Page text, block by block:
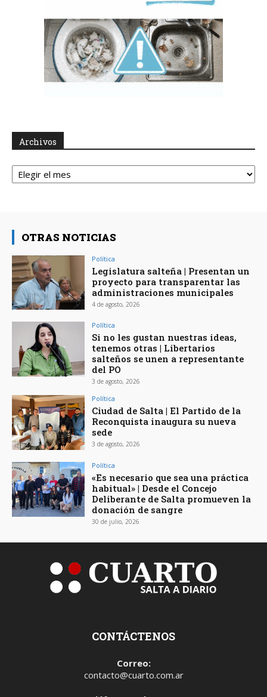
Archivos
Archivos
OTRAS NOTICIAS
Política
Legislatura salteña | Presentan un
proyecto para transparentar las
administraciones municipales
4 de agosto, 2026
Política
Si no les gustan nuestras ideas,
tenemos otras | Libertarios
salteños se unen a representante
del PO
3 de agosto, 2026
Política
Ciudad de Salta | El Partido de la
Reconquista inaugura su nueva
sede
3 de agosto, 2026
Política
«Es necesario que sea una práctica
habitual» | Desde el Concejo
Deliberante de Salta promueven la
donación de sangre
30 de julio, 2026
CONTÁCTENOS
Correo:
contacto@cuarto.com.ar